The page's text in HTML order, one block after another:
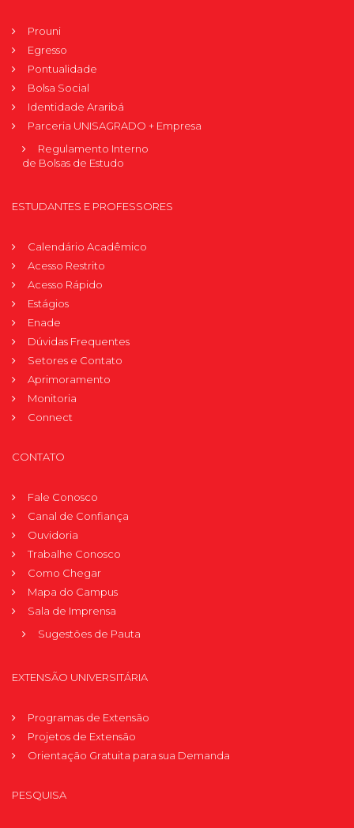
Prouni
Egresso
Pontualidade
Bolsa Social
Identidade Araribá
Parceria UNISAGRADO + Empresa
Regulamento Interno
de Bolsas de Estudo
ESTUDANTES E PROFESSORES
Calendário Acadêmico
Acesso Restrito
Acesso Rápido
Estágios
Enade
Dúvidas Frequentes
Setores e Contato
Aprimoramento
Monitoria
Connect
CONTATO
Fale Conosco
Canal de Confiança
Ouvidoria
Trabalhe Conosco
Como Chegar
Mapa do Campus
Sala de Imprensa
Sugestões de Pauta
EXTENSÃO UNIVERSITÁRIA
Programas de Extensão
Projetos de Extensão
Orientação Gratuita para sua Demanda
PESQUISA